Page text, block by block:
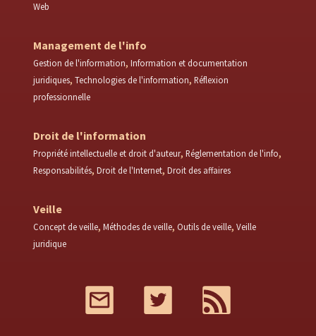
Web
Management de l'info
Gestion de l'information Information et documentation
juridiques Technologies de l'information Réflexion
professionnelle
Droit de l'information
Propriété intellectuelle et droit d'auteur Réglementation de l'info
Responsabilités Droit de l'Internet Droit des affaires
Veille
Concept de veille Méthodes de veille Outils de veille Veille
juridique
Twitter